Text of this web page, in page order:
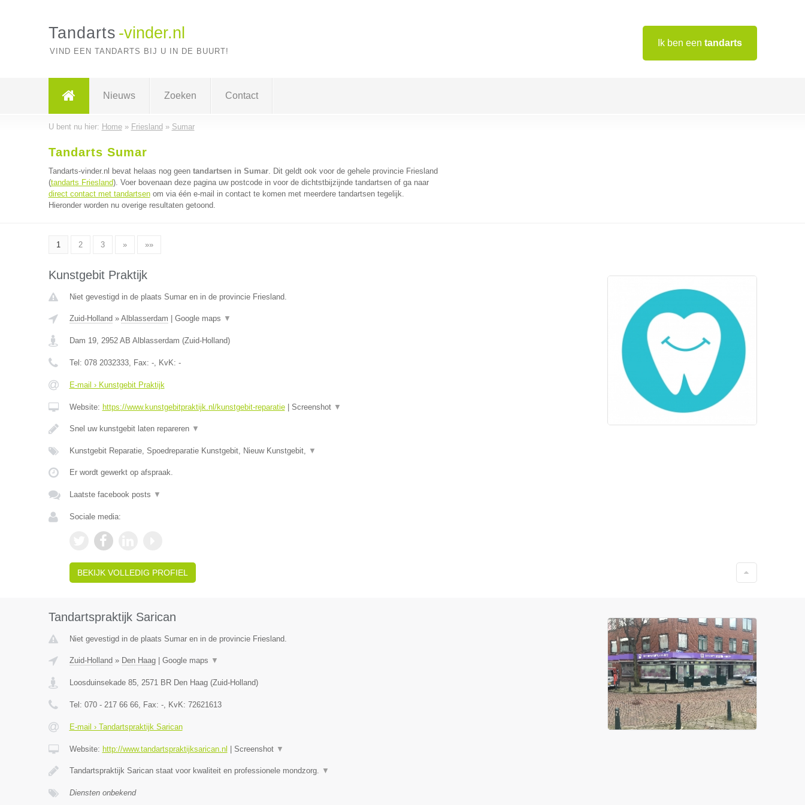
Ik ben een tandarts
Tandarts -vinder.nl
VIND EEN TANDARTS BIJ U IN DE BUURT!
Nieuws Zoeken Contact
U bent nu hier: Home» Friesland » Sumar
Tandarts Sumar
Tandarts-vinder.nl bevat helaas nog geen tandartsen in Sumar. Dit geldt ook voor de gehele provincie Friesland
(tandarts Friesland). Voer bovenaan deze pagina uw postcode in voor de dichtstbijzijnde tandartsen of ga naar
direct contact met tandartsenom via één e-mail in contact te komen met meerdere tandartsen tegelijk.
Hieronder worden nu overige resultaten getoond.
1 2 3 » »»
Kunstgebit Praktijk
Niet gevestigd in de plaats Sumar en in de provincie Friesland.
Zuid-Holland » Alblasserdam Google maps ▼
Dam 19, 2952 AB Alblasserdam (Zuid-Holland)
Tel: 078 2032333, Fax: -, KvK: -
E-mail › Kunstgebit Praktijk
Website: https://www.kunstgebitpraktijk.nl/kunstgebit-reparatie| Screenshot ▼
Snel uw kunstgebit laten repareren ▼
Kunstgebit Reparatie, Spoedreparatie Kunstgebit, Nieuw Kunstgebit, ▼
Er wordt gewerkt op afspraak.
Laatste facebook posts ▼
Sociale media:
BEKIJK VOLLEDIG PROFIEL
Tandartspraktijk Sarican
Niet gevestigd in de plaats Sumar en in de provincie Friesland.
Zuid-Holland » Den Haag| Google maps ▼
Loosduinsekade 85, 2571 BR Den Haag(Zuid-Holland)
Tel: 070 - 217 66 66, Fax: -, KvK: 72621613
E-mail › Tandartspraktijk Sarican
Website: http://www.tandartspraktijksarican.nl Screenshot ▼
Tandartspraktijk Sarican staat voor kwaliteit en professionele mondzorg. ▼
Diensten onbekend